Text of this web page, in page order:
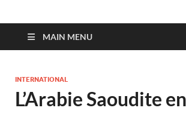
MAIN MENU
INTERNATIONAL
L’Arabie Saoudite